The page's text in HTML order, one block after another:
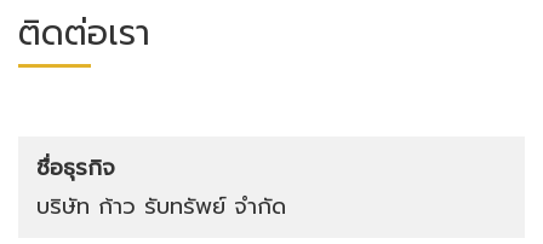
ติดต่อเรา
ชื่อธุรกิจ
บริษัท ก้าว รับทรัพย์ จำกัด